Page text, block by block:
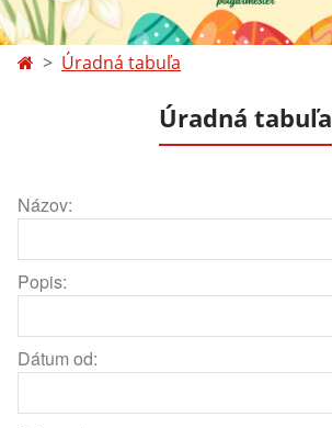
Úradná tabuľa
Úradná tabuľa
Názov:
Popis:
Dátum od: